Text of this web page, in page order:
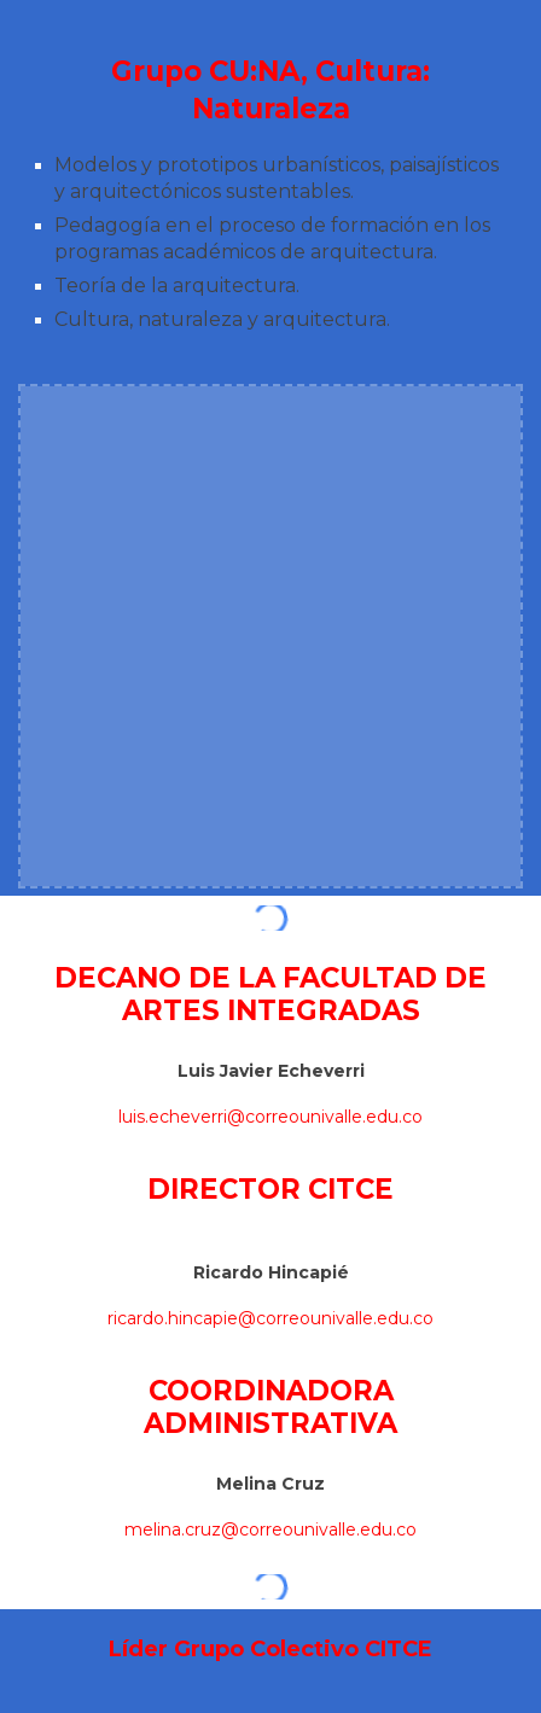
Grupo CU:NA, Cultura:
Naturaleza
Modelos y prototipos urbanísticos, paisajísticos
y arquitectónicos sustentables.
Pedagogía en el proceso de formación en los
programas académicos de arquitectura.
Teoría de la arquitectura.
Cultura, naturaleza y arquitectura.
DECANO DE LA FACULTAD DE
ARTES INTEGRADAS
Luis Javier Echeverri
luis.echeverri@correounivalle.edu.co
DIRECTOR CITCE
Ricardo Hincapié
ricardo.hincapie@correounivalle.edu.co
COORDINADORA
ADMINISTRATIVA
Melina Cruz
melina.cruz@correounivalle.edu.co
Líder Grupo Colectivo CITCE